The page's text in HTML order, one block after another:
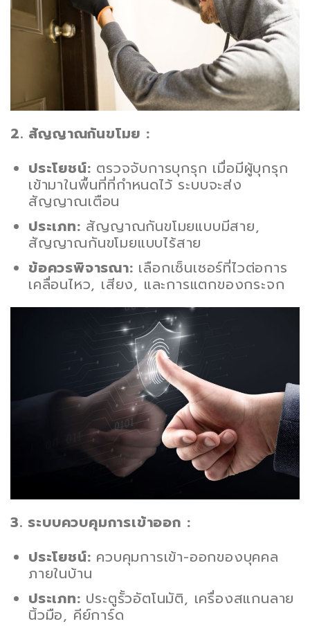
2. สัญญาณกันขโมย :
ประโยชน์: ตรวจจับการบุกรุก เมื่อมีผู้บุกรุก
เข้ามาในพื้นที่ที่กำหนดไว้ ระบบจะส่ง
สัญญาณเตือน
ประเภท: สัญญาณกันขโมยแบบมีสาย,
สัญญาณกันขโมยแบบไร้สาย
ข้อควรพิจารณา: เลือกเซ็นเซอร์ที่ไวต่อการ
เคลื่อนไหว, เสียง, และการแตกของกระจก
3. ระบบควบคุมการเข้าออก :
ประโยชน์: ควบคุมการเข้า-ออกของบุคคล
ภายในบ้าน
ประเภท: ประตูรั้วอัตโนมัติ, เครื่องสแกนลาย
นิ้วมือ, คีย์การ์ด